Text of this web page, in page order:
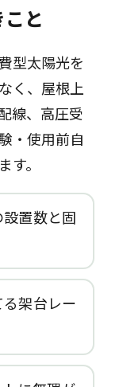
と
型太陽光を
く、屋根上
線、高圧受
・使用前自
。
置数と固
架台レー